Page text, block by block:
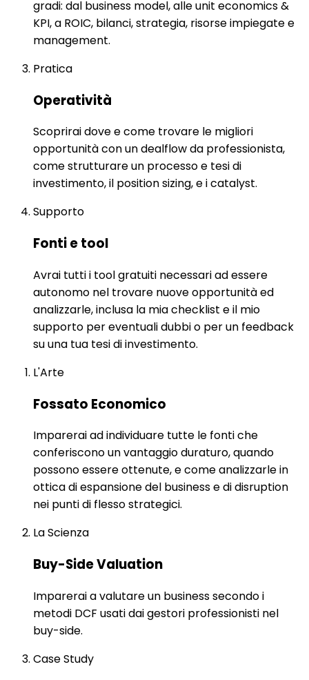
gradi: dal business model, alle unit economics &
KPI, a ROIC, bilanci, strategia, risorse impiegate e
management.
Pratica
Operatività
Scoprirai dove e come trovare le migliori
opportunità con un dealflow da professionista,
come strutturare un processo e tesi di
investimento, il position sizing, e i catalyst.
Supporto
Fonti e tool
Avrai tutti i tool gratuiti necessari ad essere
autonomo nel trovare nuove opportunità ed
analizzarle, inclusa la mia checklist e il mio
supporto per eventuali dubbi o per un feedback
su una tua tesi di investimento.
L'Arte
Fossato Economico
Imparerai ad individuare tutte le fonti che
conferiscono un vantaggio duraturo, quando
possono essere ottenute, e come analizzarle in
ottica di espansione del business e di disruption
nei punti di flesso strategici.
La Scienza
Buy-Side Valuation
Imparerai a valutare un business secondo i
metodi DCF usati dai gestori professionisti nel
buy-side.
Case Study